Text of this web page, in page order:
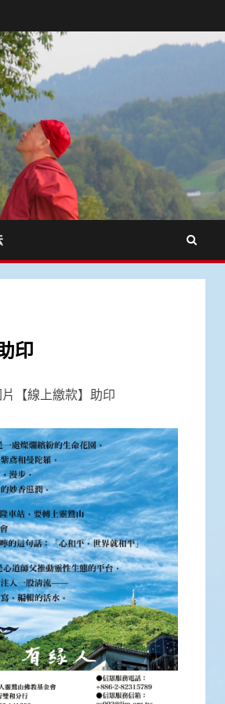
印
【線上繳款】助印